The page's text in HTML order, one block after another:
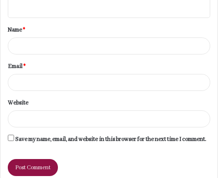
t
*Name*
Email*
Website
Save my name, email, and website in this browser for the next time I comment.